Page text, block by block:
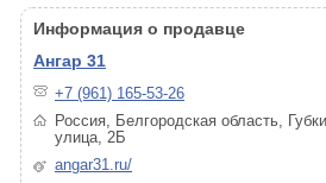
Информация о продавце
Ангар 31
+7 (961) 165-53-26
Россия, Белгородская область,
улица, 2Б
angar31.ru/